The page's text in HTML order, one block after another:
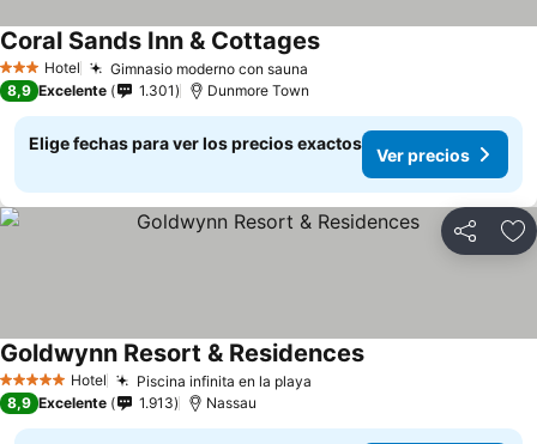
3 Estrellas
Hotel Gimnasio moderno con sauna
Coral Sands Inn & Cottages
8,9 Excelente 1.301 Dunmore Town
Elige fechas para ver los precios exactos
Ver precios
Compartir
5 Estrellas Hotel Piscina infinita en la playa
Goldwynn Resort & Residences
8,9 Excelente 1.913 Nassau